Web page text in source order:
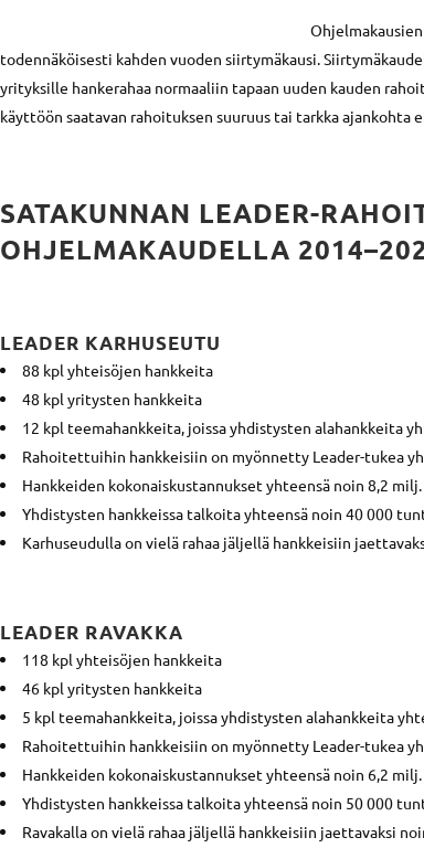
todennäköisesti kahden vuoden siirtymäkausi.
yrityksille hankerahaa normaaliin tapaan uuden kauden
käyttöön saatavan rahoituksen suuruus tai tarkka ajankohta
SATAKUNNAN LEADER-
OHJELMAKAUDELLA
LEADER KARHUSEUTU
88 kpl yhteisöjen hankkeita
48 kpl yritysten hankkeita
12 kpl teemahankkeita, joissa yhdistysten alahankkeita
Rahoitettuihin hankkeisiin on myönnetty Leader-tukea
Hankkeiden kokonaiskustannukset yhteensä noin 8,2
Yhdistysten hankkeissa talkoita yhteensä noin 40 000
Karhuseudulla on vielä rahaa jäljellä hankkeisiin
LEADER RAVAKKA
118 kpl yhteisöjen hankkeita
46 kpl yritysten hankkeita
5 kpl teemahankkeita, joissa yhdistysten alahankkeita
Rahoitettuihin hankkeisiin on myönnetty Leader-tukea
Hankkeiden kokonaiskustannukset yhteensä noin 6,2
Yhdistysten hankkeissa talkoita yhteensä noin 50 000
Ravakalla on vielä rahaa jäljellä hankkeisiin jaettavaksi